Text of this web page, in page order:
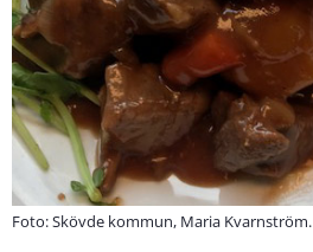
Foto: Skövde kommun, Maria Kvarnström.